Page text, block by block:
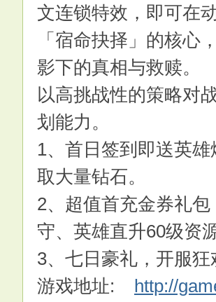
文连锁特效，即可在
「宿命抉择」的核心
影下的真相与救赎。
以高挑战性的策略对
划能力。
1、首日签到即送英
取大量钻石。
2、超值首充金券礼
守、英雄直升60级资
3、七日豪礼，开服
游戏地址: http://